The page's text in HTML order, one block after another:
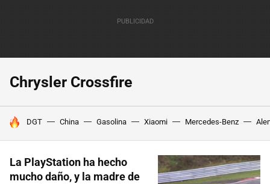
Chrysler Crossfire
HOY SE HABLA DE
DGT China Gasolina Xiaomi Mercedes-Benz
La PlayStation ha hecho
mucho daño, y la madre de